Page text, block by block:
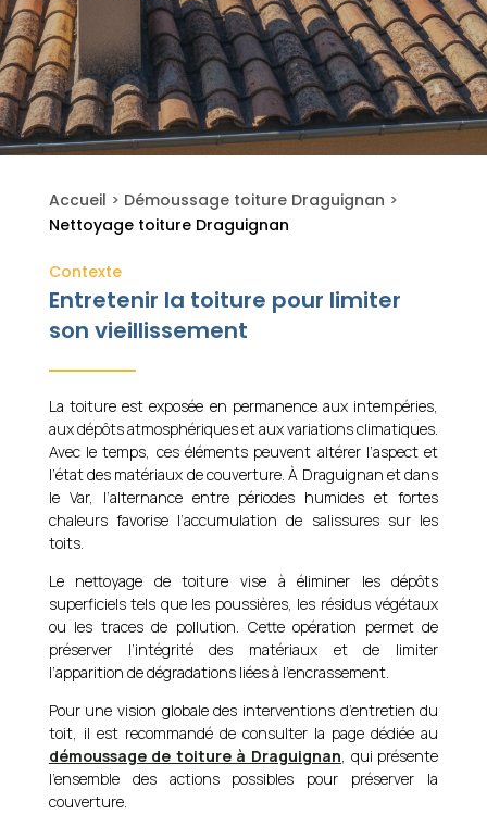
Accueil > Démoussage toiture Draguignan >
Nettoyage toiture Draguignan
Contexte
Entretenir la toiture pour limiter
son vieillissement
La toiture est exposée en permanence aux intempéries,
aux dépôts atmosphériques et aux variations climatiques.
Avec le temps, ces éléments peuvent altérer l’aspect et
l’état des matériaux de couverture. À Draguignan et dans
le Var, l’alternance entre périodes humides et fortes
chaleurs favorise l’accumulation de salissures sur les
toits.
Le nettoyage de toiture vise à éliminer les dépôts
superficiels tels que les poussières, les résidus végétaux
ou les traces de pollution. Cette opération permet de
préserver l’intégrité des matériaux et de limiter
l’apparition de dégradations liées à l’encrassement.
Pour une vision globale des interventions d’entretien du
toit, il est recommandé de consulter la page dédiée au
démoussage de toiture à Draguignan, qui présente
l’ensemble des actions possibles pour préserver la
couverture.